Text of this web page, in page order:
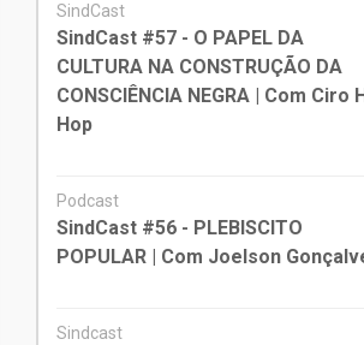
SindCast
SindCast #57 - O PAPEL DA
CULTURA NA CONSTRUÇÃO DA
CONSCIÊNCIA NEGRA | Com Ciro
Hop
Podcast
SindCast #56 - PLEBISCITO
POPULAR | Com Joelson
Sindcast